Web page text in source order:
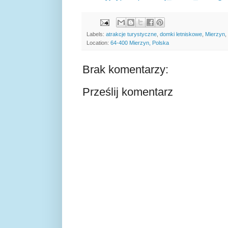
Labels: atrakcje turystyczne, domki letniskowe, Mierzyn,
Location: 64-400 Mierzyn, Polska
Brak komentarzy:
Prześlij komentarz